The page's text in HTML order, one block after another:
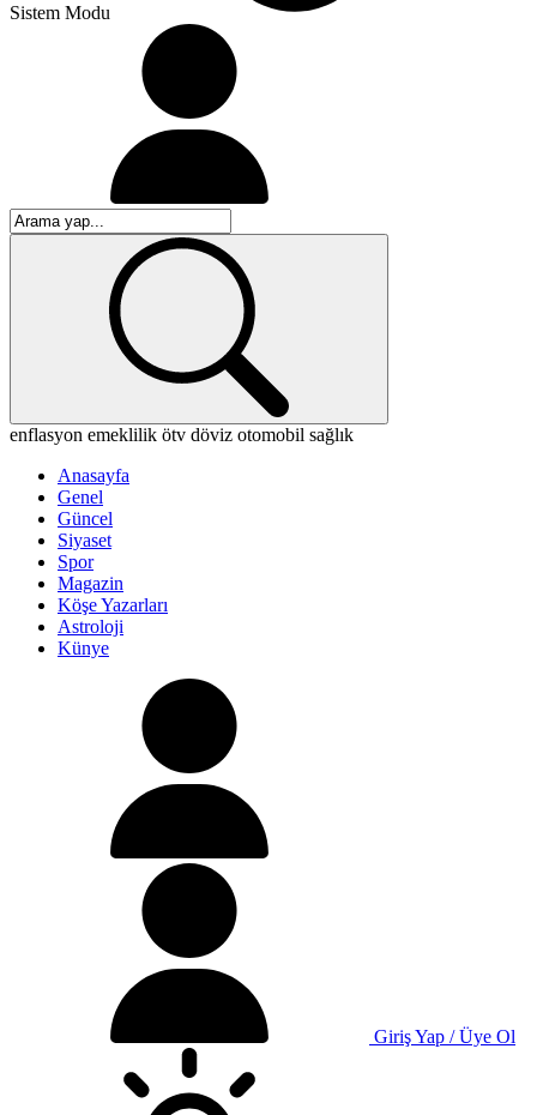
Sistem Modu
enflasyon emeklilik ötv döviz otomobil sağlık
Anasayfa
Genel
Güncel
Siyaset
Spor
Magazin
Köşe Yazarları
Astroloji
Künye
Giriş Yap / Üye Ol